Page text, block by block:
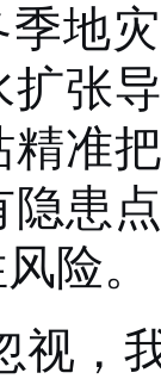
地
张
准
患
险。
视，